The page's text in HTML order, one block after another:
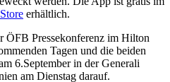
erhältlich.
ÖFB Pressekonferenz im Hilton
Tagen und die beiden
6.September in der Generali
am Dienstag darauf.